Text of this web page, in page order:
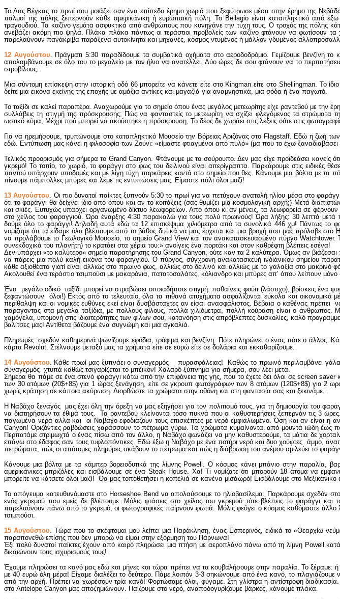
Το Λας Βέγκας το πρωί σου μοιάζει σαν ένα επίπεδο έρημο χωριό που ξεφύτρωσε μέσα στην έρημο της
παλμοί της πόλης ξεπερνούν κάθε αμερικάνικη ή ευρωπαϊκή πόλη. Το Bellagio είναι καταπληκτικό από
τραγουδιού. Τα καζίνο γεμάτα ασφυκτικά από ανθρώπους που κυνηγάνε την τύχη τους. Ο τροχός της πόλης
ανεβάζει ακόμη πιο ψηλά. Πλάκα πλάκα πάντως οι τεράστιοι προβολείς των καζίνο φτάνουν να φωτίσουν
παρελαύνουν πανάκριβα παράξενα αυτοκίνητα και μηχανές, κόσμος ντυμένος ή μάλλον γδυμένος
12 Αυγούστου . Πράγματι 5:30 παραδίδουμε τα συμβατικά οχήματα στο αεροδοδρόμιο. Γεμίζουμε βενζίνη
απολαμβάνουμε σε όλο του το μεγαλείο με τον ήλιο να ανατέλλει. Δύο ώρες δε σου φτάνουν να το
στροβίλους.
Μια σύντομη επίσκεψη στην ιστορική οδό 66 μπορείτε να κάνετε είτε στο Kingman είτε στο Shellingman. Το
δείτε μια εικόνα εκείνης της εποχής με αμάξια αντίκες και μαγαζιά για αναμνηστικά, μια σόδα ή ένα παγωτό.
Το ταξίδι σε καλεί παραπέρα. Αναχωρούμε για το σημείο όπου ένας μεγάλος μετεωρίτης είχε ραντεβού με την
συλλάβεις τη στιγμή της πρόσκρουσης; Πώς να φανταστείς το μετεωρίτη να σχίζει φλεγόμενος τα στρώματα
ωστικό κύμα; Μέχρι πού μπορεί να ακούστηκε η πρόσκρουση; Το δέος δε χωράει στις λέξεις ούτε στις
Για να ηρεμήσουμε, τρυπώνουμε στο καταπληκτικό Μουσείο την Βόρειας Αριζόνας στο Flagstaff. Εδώ η ζωή
εδώ. Εντύπωση μας κάνει η φιλοσοφία των Ζούνι: «είμαστε φτιαγμένοι από πυλό» (μα που το έχω ξαναδιαβάσει
Τελικός προορισμός για σήμερα το Grand Canyon. Φτάνουμε με το σούρουπο. Δεν μας είχε προϊδεάσει
γκρεμό! Το τοπίο, το χωριό, το φαράγγι στο φως του δειλινού είναι απερίγραπτα. Παρκάρουμε στις ειδικές
παντού υπάρχουν υποδομές και με λίγη τύχη παρκάρεις κοντά στο σημείο που θες. Κάνουμε μια βόλτα με τα
πίνουμε πάμπολλες μπύρες και λέμε τις εντυπώσεις μας. Είμαστε πάλι όλοι μαζί!
13 Αυγούστου . Οι πιο δυνατοί παίκτες ξυπνούν 5:30 το πρωί για να πετύχουν ανατολή ηλίου μέσα στο
ότι το φαράγγι θα δείχνει ίδιο από όπου και αν το κοιτάξεις (σας θυμίζει μια κοσμολογική αρχή;) Μετά
και σκιές. Ευτυχώς υπάρχει οργανωμένο δίκτυο λεωφορείων. Από όπου κι αν μένεις, τα λεωφορεία σε
στο χείλος του φαραγγιού. Ώρα έναρξης 4:30 παρακαλώ για τους πολύ πρωινούς! Ώρα λήξης: 30 λεπτά μετά
δούμε όλο το φαράγγι! Δηλαδή αυτά εδώ τα 12 επισκέψιμα χιλιόμετρα από τα συνολικά 446 χμ! Πάντως το
νομίζαμε ότι τα είδαμε όλα βλέπουμε από το βάθος δυτικά να μας έρχεται και μια βροχή που μας πρόλαβε
να προλάβουμε το Γεωλογικό Μουσείο, το σημείο Grand View και τον ανακατασκευασμένο πύργο Watchtower.
συνεκδοχικά του πλανήτη) το κρατάει στα χέρια του:» ανοίγεις ένα πορτάκι και στον καθρέφτη βλέπεις
Δεν υπάρχει «το καλύτερο» σημείο παρατήρησης του Grand Canyon, ούτε καν τα 2 καλύτερα. Όμως αν
να πάρεις μια πολύ καλή εικόνα του φαραγγιού. Ο πύργος, σύγχρονη ανακατασκευή ινδιάνικου σημείου
κάθε αξιοθέατο γιατί είναι αλλιώς στο πρωινό φως, αλλιώς στο δειλινό και αλλιώς με το γαλαξία στο
Ακολουθεί ένα τεράστιο τσιμπούσι με μακαρόνια, πατατοσαλάτες, κόλιανδρο και μπύρες απ’ όπου λείπουν μόνο
Ένα μεγάλο οδικό ταξίδι μπορεί να στραβώσει οποιαδήποτε στιγμή: παθαίνεις φούιτ (λάστιχο), βρίσκεις
ξεφαντώσουν όλοι!) Εκτός από το τελευταίο, όλα τα πιθανά ατυχήματα ασφαλίζονται εύκολα και οικονομικά
περίθαλψη και οι νομικές ευθύνες εκεί είναι δυσβάσταχτες αν είσαι ανασφάλιστος. Βέβαια ο καθένας
παράγοντας στα μεγάλα ταξίδια, με πολλούς φίλους, πολλά χιλιόμετρα, πολλή κούραση είναι ο άνθρωπος.
χαμόγελα, υπομονή στις ιδιαιτερότητες των φίλων σου, κατανόηση στις απρόβλεπτες δυσκολίες, καλό
βαλίτσες μας! Αντίθετα βάζουμε ένα συγνώμη και μια αγκαλιά.
Πληρωμές: σχεδόν καθημερινά ψωνίζουμε εφόδια, τρόφιμα και βενζίνη. Πότε πληρώνει ο ένας πότε ο άλλος.
κάρτα Revolut. Στέλνουμε μεταξύ μας τα χρήματα είτε σε ευρώ είτε σε δολάρια και εκκαθαρίζουμε.
14 Αυγούστου . Κάθε πρωί μας ξυπνάει ο συναγερμός πυρασφάλειας! Καθώς το πρωινό περιλαμβάνει γάλα
συναγερμός χτυπά καθώς τσιγαρίζεται το μπέικον! Χαλαρό ξύπνημα για σήμερα, σου λέει μετά.
Σήμερα θα πάμε σε ένα στενό φαράγγι κάτω από την επιφάνεια της γης, που το έχετε δει όλοι σε screen
των 30 ατόμων (20$+8$) για 1 ώρας ξενάγηση, είτε σε γκρουπ φωτογράφων των 8 ατόμων (120$+8$) για 2
χωρίς κράτηση σε κάποια ακύρωση. Διορθώστε τα χρώματα στην οθόνη και στη φαντασία σας και ξεκινάμε...
Η Ναβάχο ξεναγός μας έχει όλη την όρεξη να μας εξηγήσει για τον πολιτισμό τους, για τη δημιουργία του
να διατηρήσουν τα έθιμά τους. Τα ραντεβού κλείνονται τόσο πυκνά που οι καθυστερήσεις ξεπερνάν τις 3
παγωμένα νερά αλλά και οι Ναβάχο εφοδιάζουν τους επισκέπτες με νερό εμφιαλωμένο. Όση και αν είναι η
Canyon! Οριζόντιες ραβδώσεις χαράσσουν το πέτρωμα γύρω. Τα χρώματα κυμαίνονται από μουντά ιώδη έως
Περπατάμε στριμωχτά ο ένας πίσω από τον άλλο, η Ναβάχο φωνάζει να μην καθυστερούμε, τα μάτια δε
επάνω στο έδαφος σαν τους τυφλοπόντικες. Εδώ έξω η Ναβάχο με ένα ποτήρι νερό και δυο χούφτες άμμο,
πετρώματα, πώς οι απότομες πλημύρες σκάβουν το πέτρωμα και πώς η διάβρωση του ανέμου σμιλεύει το
Κάνουμε μια βόλτα με τα κάμπερ βορειοδυτικά της λίμνης Powell. Ο κόσμος κάνει μπάνιο στην παραλία,
αμερικάνικες μπριζόλες και εισβάλουμε σε ένα Steak House. Χα! Τι νομίζατε ότι μπορούν 18 άτομα να
μπορείτε να κάτσετε όλοι μαζί! Θα μας τοποθετήσει η κοπελιά σε κανένα μισάωρό! Εισβάλουμε στο
Το απόγευμα κατευθυνόμαστε στο Horseshoe Bend να απολαύσουμε το ηλιοβασίλεμα. Παρκάρουμε σχεδόν
ενός γκρεμού που εμείς δε βλέπουμε. Μόλις φτάσεις στο χείλος του γκρεμού τότε βλέπεις το φαράγγι
παρελαύνουν πάνω από το γκρεμό, οι φωτογραφικές παίρνουν φωτιά. Μόλις φεύγει ο κόσμος καθόμαστε
τσιμπούσι.
15 Αυγούστου . Τώρα που το σκέφτομαι μου λείπει μια Παράκληση, ένας Εσπερινός, ειδικά το «Θεαρχίω
παραπονεθώ επίσης που δεν μπορώ να είμαι στην εξόρμηση του Πάρνωνα!
Έξι πολύ δυνατοί παίκτες έχουν από καιρό πληρώσει μια πτήση με αεροπλάνο πάνω από τη λίμνη Powell
δικαιώνουν τους ισχυρισμούς τους!
Έχουμε πληρώσει τα κανό μας εδώ και μήνες και τώρα πρέπει να τα κουβαλήσουμε στην παραλία. Το
με 40 ευρώ όλη μέρα! Είχαμε διαλέξει το δεύτερο. Πάμε λοιπόν 3-3 σηκώνουμε από ένα κανό, το
από την αρχή. Πρέπει να χωρέσουν τρία κανό! Φορτώσαμε όλοι, φύγαμε. Στη γλίστρα η αντίστροφη
στο Antelope Canyon μας αποζημιώνουν. Παίζουμε στο νερό, αναποδογυρίζουμε βάρκες, κάνουμε πλάκα.